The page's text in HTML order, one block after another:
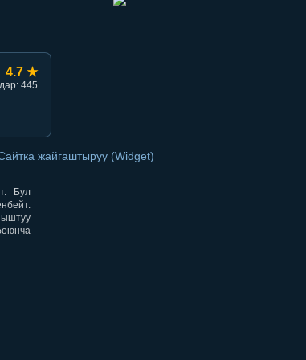
4.7 ★
445
жайгаштыруу (Widget)
Бул